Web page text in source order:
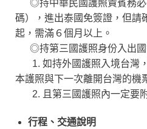
◎持中華民國護照貴賓務必
碼），進出泰國免簽證，但請
起，需滿６個月以上。
◎持第三國護照身份入出國
1. 如持外國護照入境台灣
本護照與下一次離開台灣的機
2. 且第三國護照內一定要附
行程、交通說明